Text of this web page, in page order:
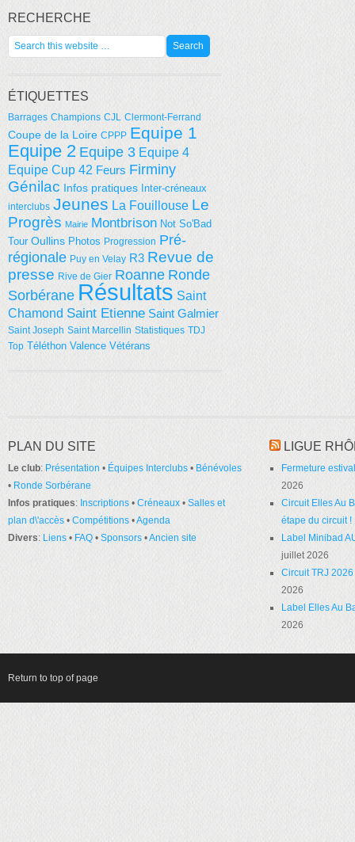
RECHERCHE
ÉTIQUETTES
Barrages Champions CJL Clermont-Ferrand
Coupe de la Loire CPPP Equipe 1
Equipe 2 Equipe 3 Equipe 4
Equipe Cup 42 Feurs Firminy
Génilac Infos pratiques Inter-créneaux
interclubs Jeunes La Fouillouse Le
Progrès Mairie Montbrison Not So'Bad
Tour Oullins Photos Progression Pré-
régionale Puy en Velay R3 Revue de
presse Rive de Gier Roanne Ronde
Sorbérane Résultats Saint
Chamond Saint Etienne Saint Galmier
Saint Joseph Saint Marcellin Statistiques TDJ
Top Téléthon Valence Vétérans
PLAN DU SITE
Le club: Présentation • Équipes Interclubs • Bénévoles
• Ronde Sorbérane
Infos pratiques: Inscriptions • Créneaux • Salles et
plan d\'accès • Compétitions •Agenda
Divers: Liens • FAQ • Sponsors •Ancien site
LIGUE
Fermeture
2026
Circuit Elles Au
étape du circuit !
Label Minibad
juillet 2026
Circuit TRJ
2026
Label Elles Au
2026
Return to top of page